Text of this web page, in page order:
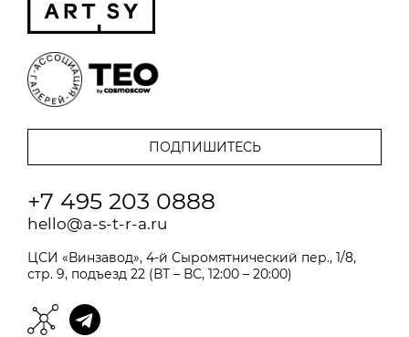
+7 495 203 0888
hello@a-s-t-r-a.ru
ЦСИ «Винзавод», 4-й Сыромятнический пер., 1/8,
стр. 9, подъезд 22 (ВТ – ВС, 12:00 – 20:00)